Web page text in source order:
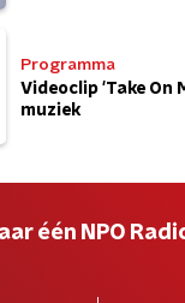
Programma
Videoclip 'Take On
muziek
één NPO